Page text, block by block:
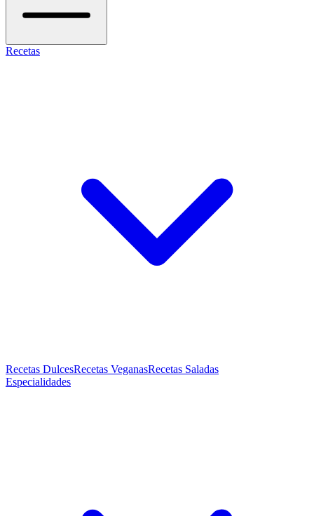
Recetas
Recetas DulcesRecetas VeganasRecetas Saladas
Especialidades